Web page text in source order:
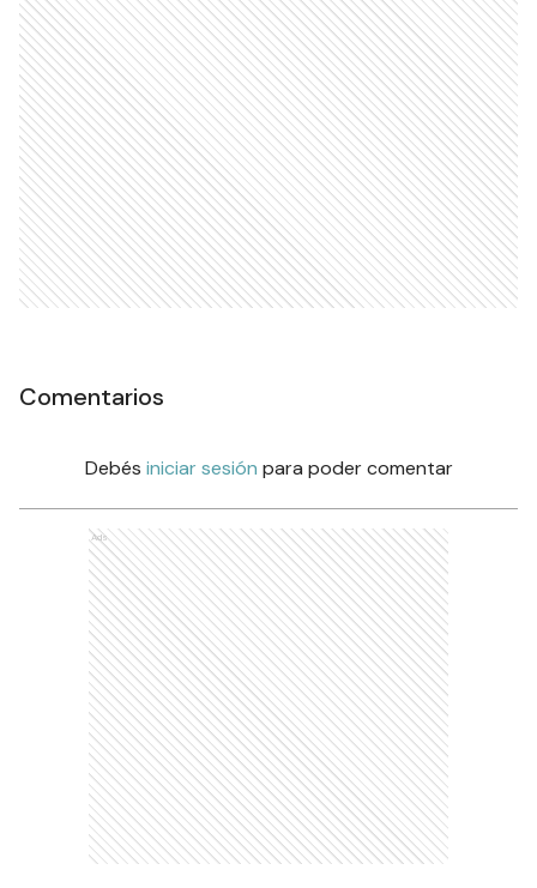
Comentarios
Debés iniciar sesión para poder comentar
Ads